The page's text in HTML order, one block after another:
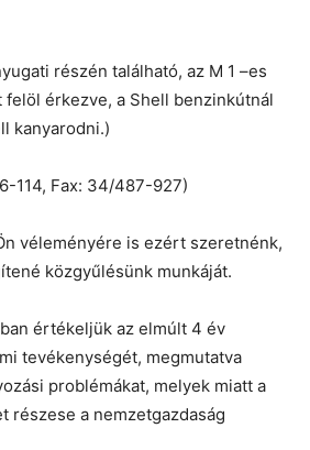
részén található, az M 1 –es
felöl érkezve, a Shell benzinkútnál
kanyarodni.)
114, Fax: 34/487-927)
véleményére is ezért szeretnénk,
közgyűlésünk munkáját.
értékeljük az elmúlt 4 év
tevékenységét, megmutatva
problémákat, melyek miatt a
részese a nemzetgazdaság